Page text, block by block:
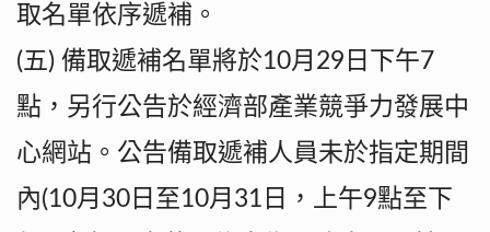
取名單依序遞補。
(五) 備取遞補名單將於10月29日下午7
點，另行公告於經濟部產業競爭力發展中
心網站。公告備取遞補人員未於指定期間
內(10月30日至10月31日，上午9點至下